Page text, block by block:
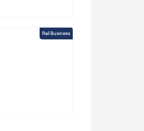
Rail Business